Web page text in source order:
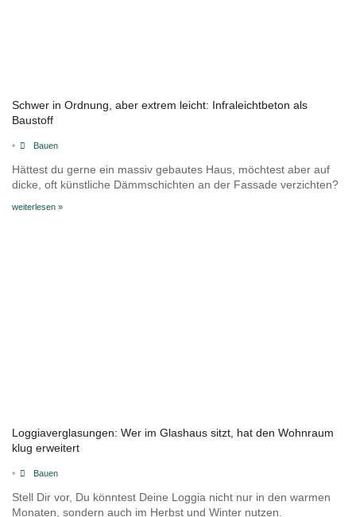
Schwer in Ordnung, aber extrem leicht: Infraleichtbeton als
Baustoff
• Bauen
Hättest du gerne ein massiv gebautes Haus, möchtest aber auf
dicke, oft künstliche Dämmschichten an der Fassade verzichten?
weiterlesen »
Loggiaverglasungen: Wer im Glashaus sitzt, hat den Wohnraum
klug erweitert
• Bauen
Stell Dir vor, Du könntest Deine Loggia nicht nur in den warmen
Monaten, sondern auch im Herbst und Winter nutzen.